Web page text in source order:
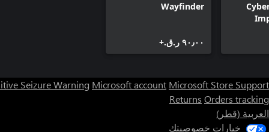
Wayfinder
٩٠٫٠٠ ر.ق.‏+
Seizure Warning Microsoft account Microsoft Store Support
Returns Orders tracking
العربية (قطر)
خيارات خصوصيتك